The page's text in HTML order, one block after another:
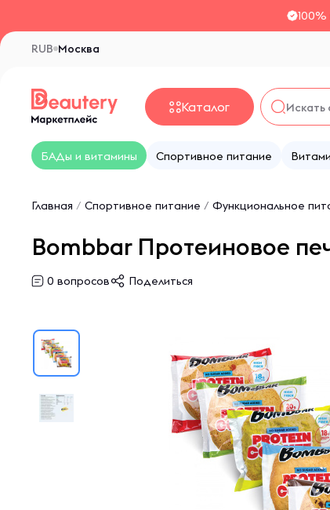
100%
Москва
RUB
Каталог
БАДы и витамины Спортивное питание
Главная / Спортивное питание / Функциональное
Bombbar Протеиновое
0 вопросов Поделиться